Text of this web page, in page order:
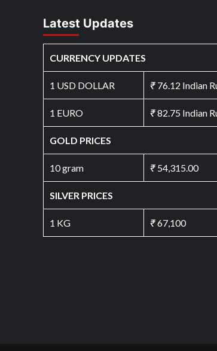
Latest Updates
CURRENCY UPDATES
1 USD DOLLAR ₹76.12 Indian
1 EURO ₹82.75 Indian
GOLD PRICES
10 gram ₹54,315.00
SILVER PRICES
1 KG ₹67,100